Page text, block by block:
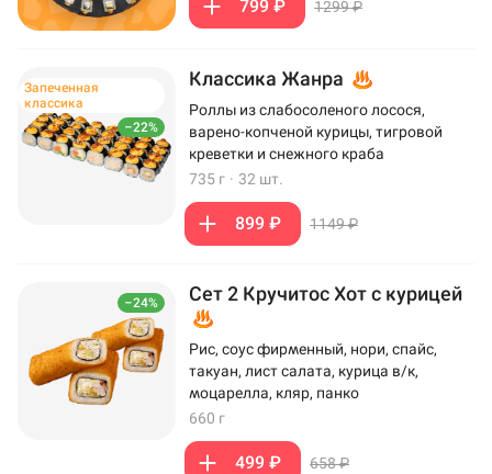
799 ₽ 1299 ₽
–22%
Запеченная
классика
Классика Жанра
Роллы из слабосоленого лосося,
варено-копченой курицы, тигровой
креветки и снежного краба
735 г · 32 шт.
899 ₽ 1149 ₽
–24% Сет 2 Кручитос Хот с курицей
Рис, соус фирменный, нори, спайс,
такуан, лист салата, курица в/к,
моцарелла, кляр, панко
660 г
499 ₽ 658 ₽